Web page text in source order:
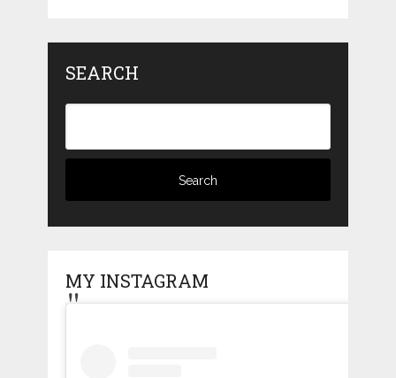
SEARCH
MY INSTAGRAM